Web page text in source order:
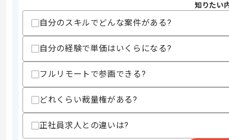
・Eclipseを用いた開発経験
・オブジェクト指向による分析経験
・DOA(データ中心アプローチ)の経験
・AWSを用いた開発経験
スキルに不安がある方へ
知りたい
自分のスキルでどんな案件がある?
自分の経験で単価はいくらになる?
フルリモートで参画できる?
どれくらい裁量権がある?
正社員求人との違いは?